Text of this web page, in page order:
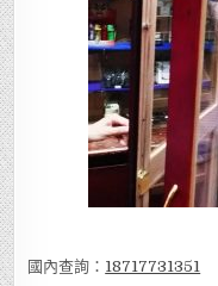
國內查詢： 18717731351